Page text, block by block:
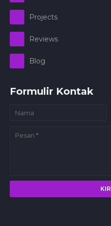
Projects
Reviews
Blog
Formulir Kontak